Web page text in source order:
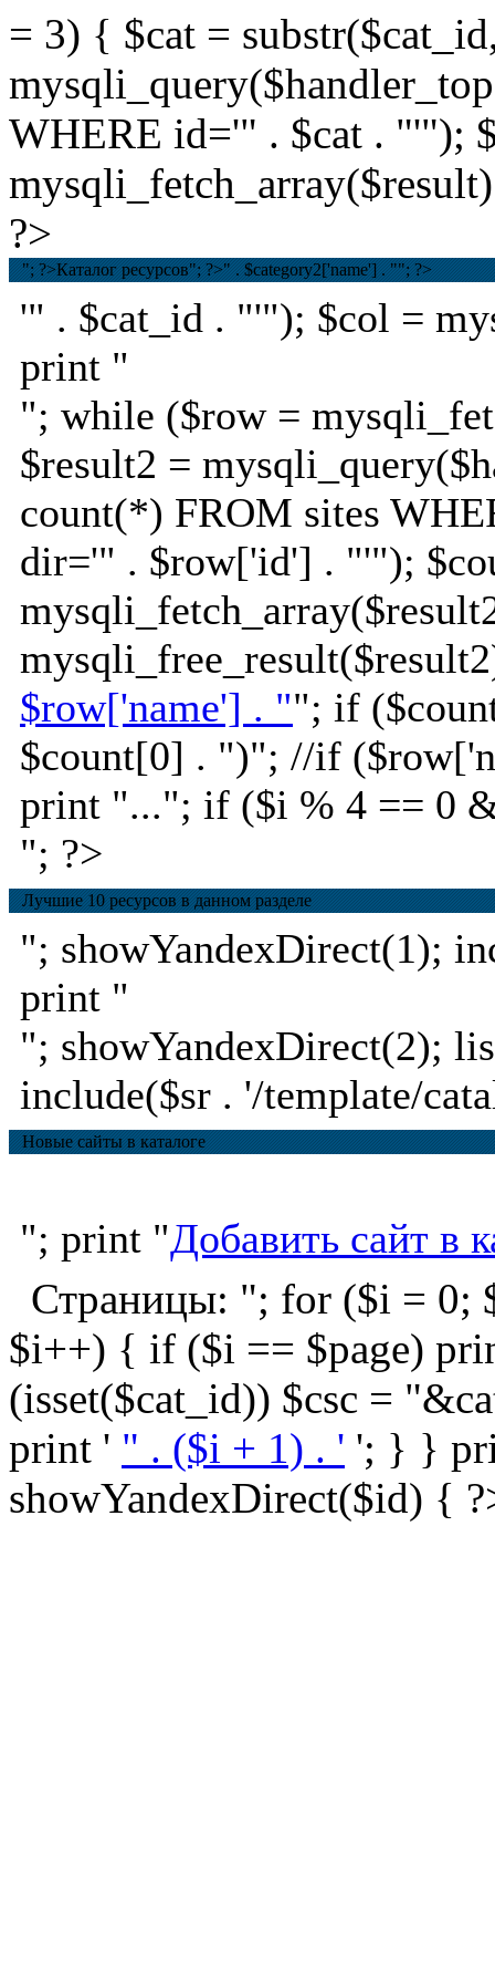
= 3) { $cat =
WHERE id='" . $cat . "'");
?>
"; ?>Каталог ресурсов"; ?>" . $category2['name'] . ""; ?>
'" . $cat_id . "'"); $col =
print "
"; while ($row =
$result2 =
count(*) FROM sites
dir='" . $row['id'] . "'");
$row['name'] . ""; if
$count[0] . ")"; //if
print "..."; if ($i % 4 == 0
"; ?>
Лучшие 10 ресурсов в данном разделе
"; showYandexDirect(1);
print "
"; showYandexDirect(2);
include($sr . '/template/
Новые сайты в каталоге
"; print "Добавить сайт в
Страницы: "; for ($i = 0;
$i++) { if ($i == $page)
(isset($cat_id)) $csc =
print ' " . ($i + 1) . ' '; } }
showYandexDirect($id) {